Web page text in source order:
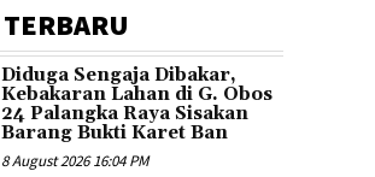
Diduga Sengaja Dibakar,
Kebakaran Lahan di G. Obos
24 Palangka Raya Sisakan
Barang Bukti Karet Ban
8 August 2026 16:04 PM